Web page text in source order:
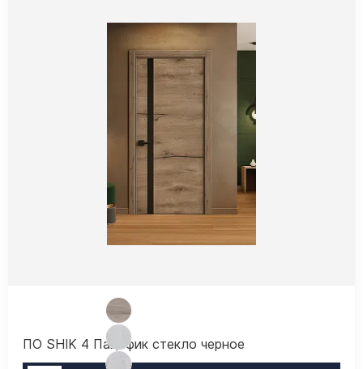
ПО SHIK 4 Пацифик стекло черное